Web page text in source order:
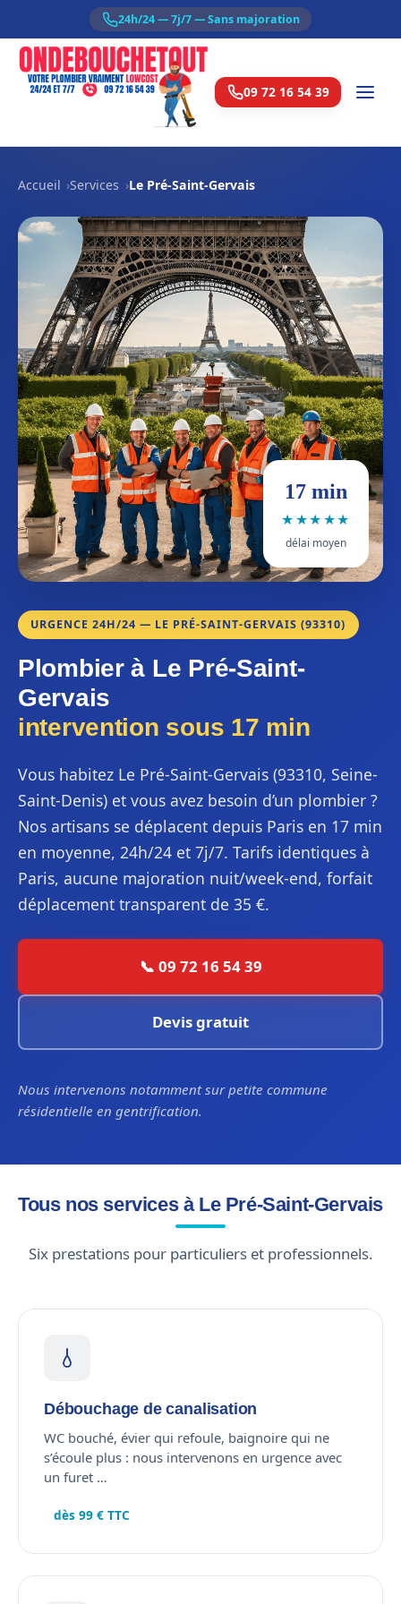
24h/24 — 7j/7 — Sans majoration
09 72 16 54 39
Accueil Services Le Pré-Saint-Gervais
URGENCE 24H/24 — LE PRÉ-SAINT-GERVAIS (93310)
Plombier à Le Pré-Saint-
Gervais
intervention sous 17 min
Vous habitez Le Pré-Saint-Gervais (93310, Seine-
Saint-Denis) et vous avez besoin d’un plombier ?
Nos artisans se déplacent depuis Paris en 17 min
en moyenne, 24h/24 et 7j/7. Tarifs identiques à
Paris, aucune majoration nuit/week-end, forfait
déplacement transparent de 35 €.
📞 09 72 16 54 39
Devis gratuit
Nous intervenons notamment sur petite commune
résidentielle en gentrification.
17 min
★★★★★
délai moyen
Tous nos services à Le Pré-Saint-Gervais
Six prestations pour particuliers et professionnels.
Débouchage de canalisation
WC bouché, évier qui refoule, baignoire qui ne
s’écoule plus : nous intervenons en urgence avec
un furet …
dès 99 € TTC